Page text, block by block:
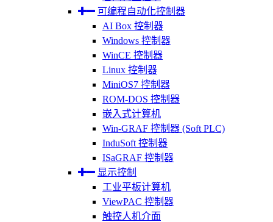
可编程自动化控制器
AI Box 控制器
Windows 控制器
WinCE 控制器
Linux 控制器
MiniOS7 控制器
ROM-DOS 控制器
嵌入式计算机
Win-GRAF 控制器 (Soft PLC)
InduSoft 控制器
ISaGRAF 控制器
显示控制
工业平板计算机
ViewPAC 控制器
触控人机介面